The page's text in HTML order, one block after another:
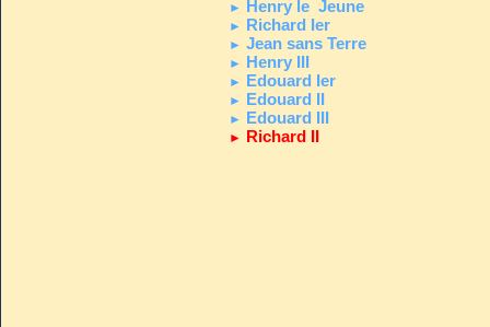
► Henry le Jeune
► Richard Ier
► Jean sans Terre
► Henry III
► Edouard Ier
► Edouard II
► Edouard III
► Richard II